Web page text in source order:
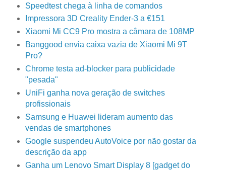
Speedtest chega à linha de comandos
Impressora 3D Creality Ender-3 a €151
Xiaomi Mi CC9 Pro mostra a câmara de 108MP
Banggood envia caixa vazia de Xiaomi Mi 9T
Pro?
Chrome testa ad-blocker para publicidade
"pesada"
UniFi ganha nova geração de switches
profissionais
Samsung e Huawei lideram aumento das
vendas de smartphones
Google suspendeu AutoVoice por não gostar da
descrição da app
Ganha um Lenovo Smart Display 8 [gadget do